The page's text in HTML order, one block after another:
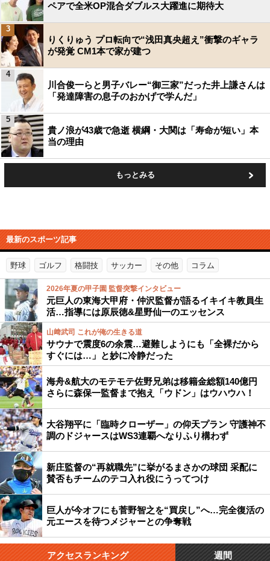
ペアで全米OP混合ダブルス大躍進に期待大
りくりゅう プロ転向で“浅田真央超え”衝撃のギャラ
が発覚 CM1本で家が建つ
3
川合俊一らと男子バレー“御三家”だった井上謙さんは
「発達障害の息子のおかげで学んだ」
4
貴ノ浪が43歳で急逝 横綱・大関は「寿命が短い」本
当の理由
5
もっとみる
最新のスポーツ記事
野球 ゴルフ 格闘技 サッカー その他 コラム
2026年夏の甲子園 監督突撃インタビュー
元巨人の東海大甲府・仲沢監督が語るイキイキ教員生
活…指導には原辰徳&星野仙一のエッセンス
山﨑武司 これが俺の生きる道
サウナで震度6の余震…避難しようにも「全裸だから
すぐには…」と妙に冷静だった
海舟&航大のモテモテ佐野兄弟は移籍金総額140億円
さらに森保一監督まで抱え「ウドン」はウハウハ！
大谷翔平に「臨時クローザー」の仰天プラン 守護神不
調のドジャースはWS3連覇へなりふり構わず
新庄監督の“再就職先”に挙がるまさかの球団 采配に
賛否もチームのテコ入れ役にうってつけ
巨人が今オフにも菅野智之を“買戻し”へ…完全復活の
元エースを待つメジャーとの争奪戦
アクセスランキング 週間